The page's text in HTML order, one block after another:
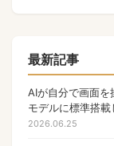
Apple
OpenAI
最新記事
AIが自分で画面
モデルに標準搭載
2026.06.25